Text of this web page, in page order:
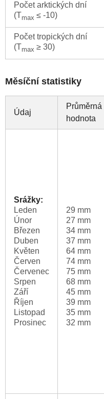
Počet arktických dní
(Tmax ≤ -10)
Počet tropických dní
(Tmax ≥ 30)
Měsíční statistiky
Údaj
Průměrná
hodnota
Srážky:
Leden
Únor
Březen
Duben
Květen
Červen
Červenec
Srpen
Září
Říjen
Listopad
Prosinec
29 mm
27 mm
34 mm
37 mm
64 mm
74 mm
75 mm
68 mm
45 mm
39 mm
35 mm
32 mm